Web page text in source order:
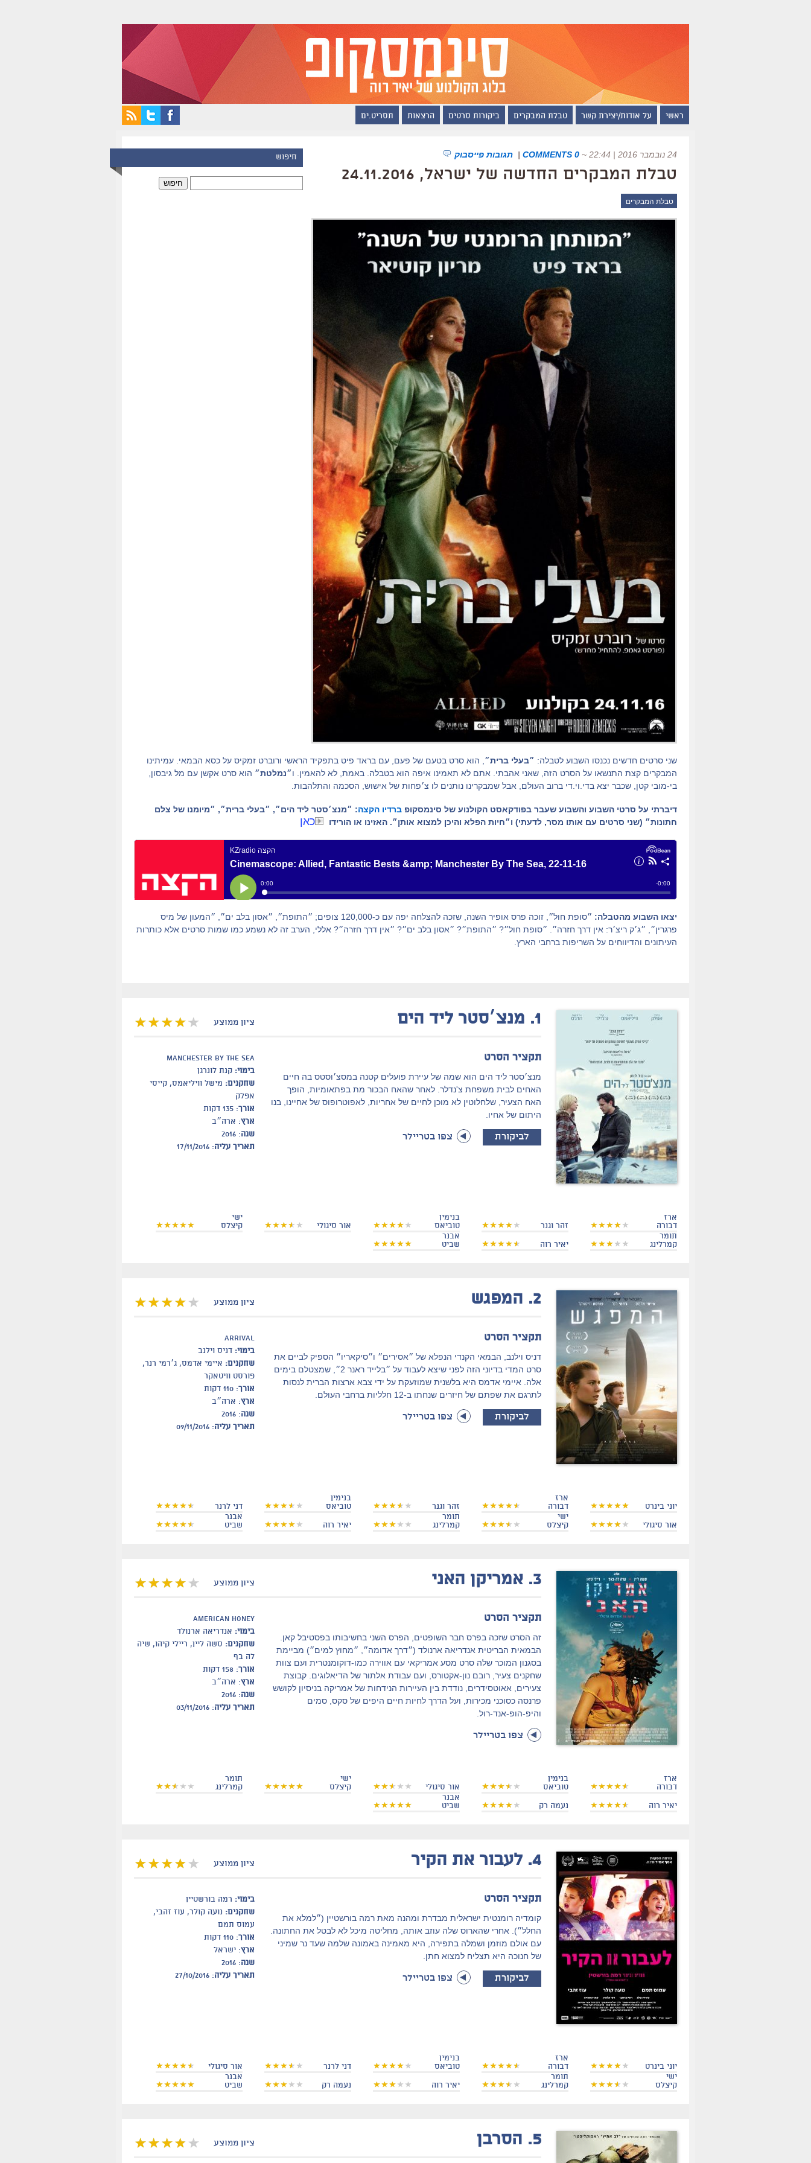
ראשי על אודות/יצירת קשר טבלת המבקרים ביקורות סרטים הרצאות תסריט.ים
חיפוש 24 נובמבר 2016 | 22:44 ~
0 COMMENTS
| תגובות פייסבוק
טבלת המבקרים החדשה של ישראל, 24.11.2016
טבלת המבקרים
שני סרטים חדשים נכנסו השבוע לטבלה: ״בעלי ברית״ , הוא סרט בטעם של פעם, עם בראד פיט בתפקיד הראשי ורוברט זמקיס על כסא הבמאי. עמיתינו
המבקרים קצת התנשאו על הסרט הזה, שאני אהבתי. אתם לא תאמינו איפה הוא בטבלה. באמת, לא להאמין. ו״נמלטת״ הוא סרט אקשן עם מל גיבסון,
בי-מובי קטן, שכבר יצא בדי.וי.די ברוב העולם, אבל שמבקרינו נותנים לו צ׳פחות של אישוש, הסכמה והתלהבות.
דיברתי על סרטי השבוע והשבוע שעבר בפודקאסט הקולנוע של סינמסקופ ברדיו הקצה: ״מנצ׳סטר ליד הים״, ״בעלי ברית״, ״מיומנו של צלם
חתונות״ (שני סרטים עם אותו מסר, לדעתי) ו״חיות הפלא והיכן למצוא אותן״. האזינו או הורידו
כאן
יצאו השבוע מהטבלה:
״סופת חול״, זוכה פרס אופיר השנה, שזכה להצלחה יפה עם כ-120,000 צופים; ״התופת״, ״אסון בלב ים״, ״המעון של מיס
פרגרין״, ״ג׳ק ריצ׳ר: אין דרך חזרה״. ״סופת חול״? ״התופת״? ״אסון בלב ים״? ״אין דרך חזרה״? אללי, הערב זה לא נשמע כמו שמות סרטים אלא כותרות
העיתונים והדיווחים על השריפות ברחבי הארץ.
ציון ממוצע 1. מנצ׳סטר ליד הים
Manchester by the sea
בימוי: קנת לונרגן
שחקנים: מישל וויליאמס, קייסי
אפלק
אורך: 135 דקות
ארץ: ארה״ב
שנה: 2016
תאריך עליה: 17/11/2016
תקציר הסרט
מנצ׳סטר ליד הים הוא שמה של עיירת פועלים קטנה במסצ׳וסטס בה חיים
האחים לבית משפחת צ'נדלר. לאחר שהאח הבכור מת בפתאומיות, הופך
האח הצעיר, שלחלוטין לא מוכן לחיים של אחריות, לאפוטרופוס של אחיינו, בנו
היתום של אחיו.
לביקורת צפו בטריילר
ארז
דבורה
זהר וגנר
בנימין
טוביאס
אור סיגולי
ישי
קיצלס
תומר
קמרלינג
יאיר רוה
אבנר
שביט
ציון ממוצע 2. המפגש
arrival
בימוי: דניס וילנב
שחקנים: איימי אדמס, ג׳רמי רנר,
פורסט וויטאקר
אורך: 110 דקות
ארץ: ארה״ב
שנה: 2016
תאריך עליה: 09/11/2016
תקציר הסרט
דניס וילנב, הבמאי הקנדי הנפלא של ״אסירים״ ו״סיקאריו״ הספיק לביים את
סרט המדי בדיוני הזה לפני שיצא לעבוד על ״בלייד ראנר 2״, שמצטלם בימים
אלה. איימי אדמס היא בלשנית שמוזעקת על ידי צבא ארצות הברית לנסות
לתרגם את שפתם של חיזרים שנחתו ב-12 חלליות ברחבי העולם.
לביקורת צפו בטריילר
יוני בינרט
ארז
דבורה
זהר וגנר
בנימין
טוביאס
דני לרנר
אור סיגולי
ישי
קיצלס
תומר
קמרלינג
יאיר רוה
אבנר
שביט
ציון ממוצע 3. אמריקן האני
american honey
בימוי: אנדריאה ארנולד
שחקנים: סשה ליין, ריילי קיהו, שיה
לה בף
אורך: 158 דקות
ארץ: ארה״ב
שנה: 2016
תאריך עליה: 03/11/2016
תקציר הסרט
זה הסרט שזכה בפרס חבר השופטים, הפרס השני בחשיבותו בפסטיבל קאן.
הבמאית הבריטית אנדריאה ארנולד (״דרך אדומה״, ״מחוץ למים״) מביימת
בסגנון המוכר שלה סרט מסע אמריקאי עם אווירה כמו-דוקומנטרית ועם צוות
שחקנים צעיר, רובם נון-אקטורס, ועם עבודת אלתור של הדיאלוגים. קבוצת
צעירים, אאוטסידרים, נודדת בין העיירות הנידחות של אמריקה בניסיון לקושש
פרנסה כסוכני מכירות, ועל הדרך לחיות חיים היפים של סקס, סמים
והיפ-הופ-אנד-רול.
צפו בטריילר
ארז
דבורה
בנימין
טוביאס
אור סיגולי
ישי
קיצלס
תומר
קמרלינג
יאיר רוה נעמה רק
אבנר
שביט
ציון ממוצע 4. לעבור את הקיר
בימוי: רמה בורשטיין
שחקנים: נועה קולר, עוז זהבי,
עמוס תמם
אורך: 110 דקות
ארץ: ישראל
שנה: 2016
תאריך עליה: 27/10/2016
תקציר הסרט
קומדיה רומנטית ישראלית מבדרת ומהנה מאת רמה בורשטיין (״למלא את
החלל״). אחרי שהארוס שלה עוזב אותה, מחליטה מיכל לא לבטל את החתונה.
עם אולם מוזמן ושמלה בתפירה, היא מאמינה באמונה שלמה שעד נר שמיני
של חנוכה היא תצליח למצוא חתן.
לביקורת צפו בטריילר
יוני בינרט
ארז
דבורה
בנימין
טוביאס
דני לרנר
אור סיגולי
ישי
קיצלס
תומר
קמרלינג
יאיר רוה נעמה רק
אבנר
שביט
ציון ממוצע 5. הסרבן